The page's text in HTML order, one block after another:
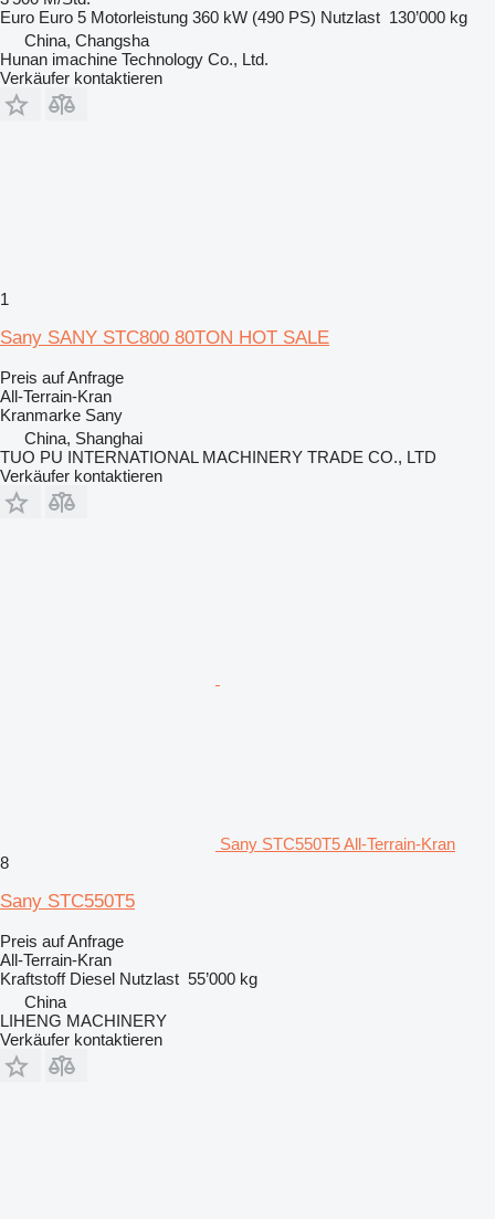
Euro Euro 5 Motorleistung 360 kW (490 PS) Nutzlast 130’000 kg
China, Changsha
Hunan imachine Technology Co., Ltd.
Verkäufer kontaktieren
1
Sany SANY STC800 80TON HOT SALE
Preis auf Anfrage
All-Terrain-Kran
Kranmarke Sany
China, Shanghai
TUO PU INTERNATIONAL MACHINERY TRADE CO., LTD
Verkäufer kontaktieren
Sany STC550T5 All-Terrain-Kran
8
Sany STC550T5
Preis auf Anfrage
All-Terrain-Kran
Kraftstoff Diesel Nutzlast 55’000 kg
China
LIHENG MACHINERY
Verkäufer kontaktieren